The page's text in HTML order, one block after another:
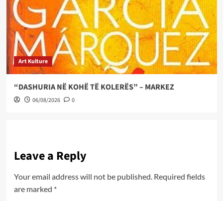
Art Kulture
“DASHURIA NË KOHË TË KOLERËS” – MARKEZ
06/08/2026 0
Leave a Reply
Your email address will not be published. Required fields
are marked *